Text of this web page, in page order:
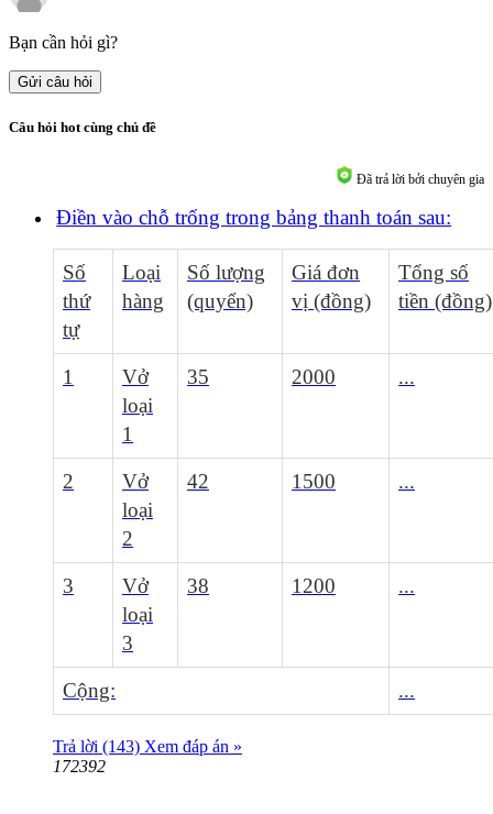
Bạn cần hỏi gì?
Gửi câu hỏi
Câu hỏi hot cùng chủ đề
Đã trả lời bởi chuyên gia
Điền vào chỗ trống trong bảng thanh toán sau:
Số
thứ
tự
Loại
hàng
Số lượng
(quyển)
Giá đơn
vị (đồng)
Tổng số
tiền (đồng)
1
Vở
loại
1
35 2000 ...
2
Vở
loại
2
42 1500 ...
3
Vở
loại
3
38 1200 ...
Cộng: ...
Trả lời (143) Xem đáp án »
172392